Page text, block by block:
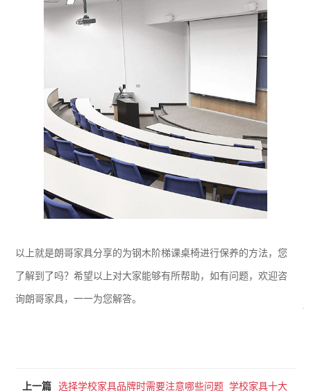
以上就是朗哥家具分享的为钢木阶梯课桌椅进行保养的方法，您
了解到了吗？希望以上对大家能够有所帮助，如有问题，欢迎咨
询朗哥家具，一一为您解答。
上一篇 选择学校家具品牌时需要注意哪些问题_学校家具十大